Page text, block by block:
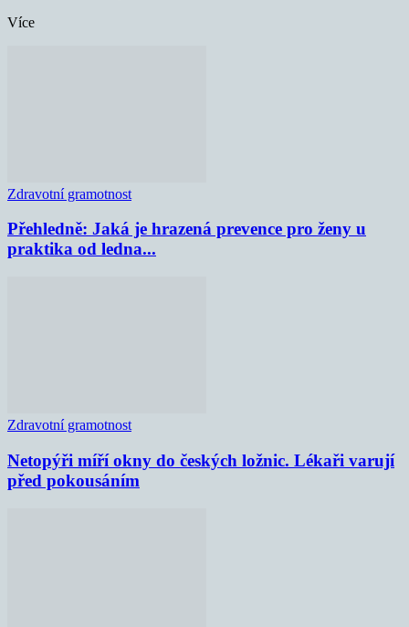
Více
Zdravotní gramotnost
Přehledně: Jaká je hrazená prevence pro ženy u
praktika od ledna...
Zdravotní gramotnost
Netopýři míří okny do českých ložnic. Lékaři varují
před pokousáním